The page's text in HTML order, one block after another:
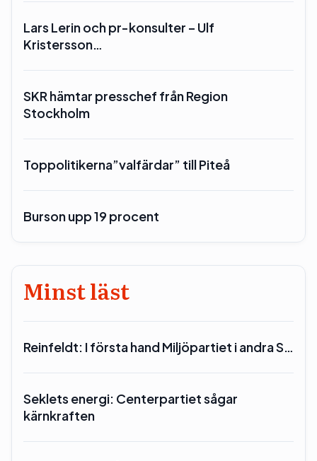
Lars Lerin och pr-konsulter – Ulf
Kristersson…
SKR hämtar presschef från Region
Stockholm
Toppolitikerna”valfärdar” till Piteå
Burson upp 19 procent
Minst läst
Reinfeldt: I första hand Miljöpartiet i andra S…
Seklets energi: Centerpartiet sågar
kärnkraften